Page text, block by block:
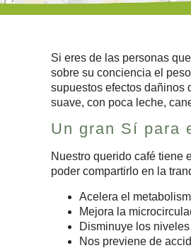
Si eres de las personas
sobre su conciencia el
supuestos efectos dañinos
suave, con poca leche,
Un gran Sí para
Nuestro querido café tiene
poder compartirlo en la
Acelera el
Mejora la
Disminuye los
Nos previene de